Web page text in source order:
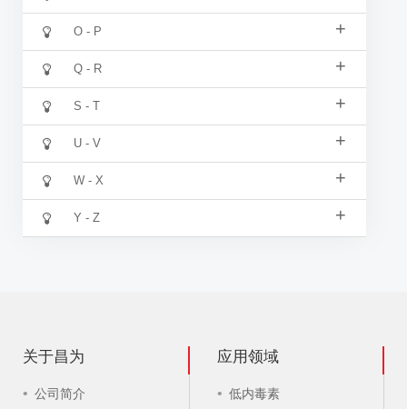
O - P +
Q - R +
S - T +
U - V +
W - X +
Y - Z +
关于昌为
公司简介
应用领域
低内毒素